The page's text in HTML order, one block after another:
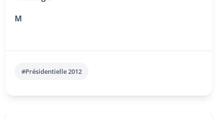
M
#Présidentielle 2012